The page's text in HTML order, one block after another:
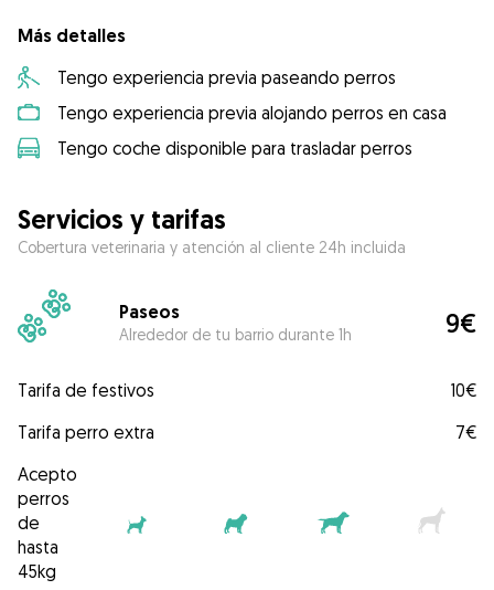
Más detalles
Tengo experiencia previa paseando perros
Tengo experiencia previa alojando perros en casa
Tengo coche disponible para trasladar perros
Servicios y tarifas
Cobertura veterinaria y atención al cliente 24h incluida
Paseos
Alrededor de tu barrio durante 1h 9€
Tarifa de festivos
10€
Tarifa perro extra
7€
Acepto
perros
de
hasta
45kg